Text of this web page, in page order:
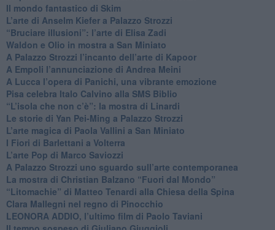
​Il mondo fantastico di Skim
​L’arte di Anselm Kiefer a Palazzo Strozzi
​“Bruciare illusioni”: l’arte di Elisa Zadi
​Waldon e Olio in mostra a San Miniato
​A Palazzo Strozzi l’incanto dell’arte di Kapoor
​A Empoli l’annunciazione di Andrea Meini
A Lucca l’opera di Panichi, una vibrante emozione
Pisa celebra Italo Calvino alla SMS Biblio
“L’isola che non c’è”: la mostra di Linardi
​Le storie di Yan Pei-Ming a Palazzo Strozzi
​L’arte magica di Paola Vallini a San Miniato
​I Fiori di Barlettani a Volterra
​L’arte Pop di Marco Saviozzi
​A Palazzo Strozzi uno sguardo sull’arte contemporanea
La mostra di Christian Balzano “Fuori dal Mondo”
​“Litomachie” di Matteo Tenardi alla Chiesa della Spina
​Clara Mallegni nel regno di Pinocchio
​LEONORA ADDIO, l’ultimo film di Paolo Taviani